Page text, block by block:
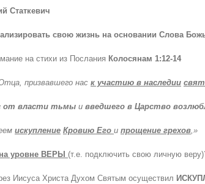
Статкевич
свою жизнь на основании Слова
на стихи из Послания Колосянам 1:12-14
призвавшего нас к участию в наследии
от власти тьмы и введшего в Царство
искупление Кровию Его и прощение грехов,»
уровне ВЕРЫ (т.е. подключить свою личную
Иисуса Христа Духом Святым осуществил